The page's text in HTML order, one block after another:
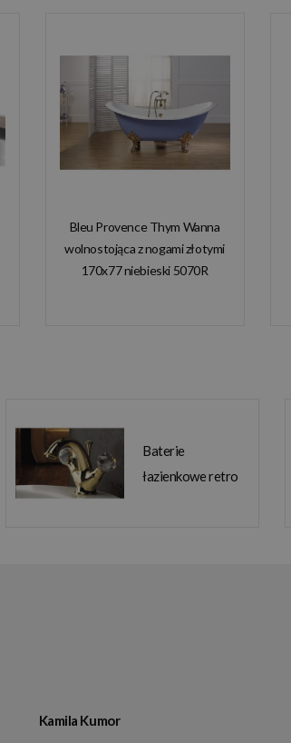
Bleu Provence Thym Wanna
wolnostojąca z nogami złotymi
170x77 niebieski 5070R
Baterie
łazienkowe retro
Kamila Kumor